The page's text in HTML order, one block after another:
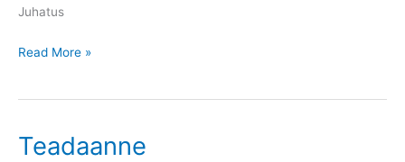
Juhatus
Toredat
Read More »
Teadaanne